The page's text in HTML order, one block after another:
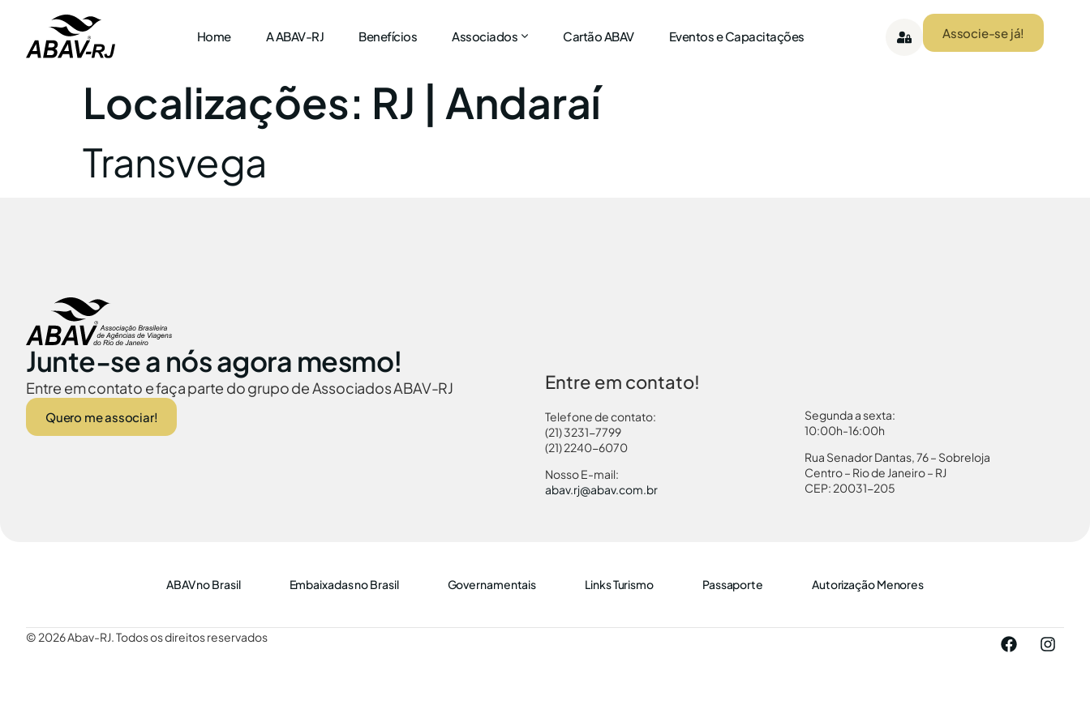
Home A ABAV-RJ Benefícios Associados Cartão ABAV Eventos e Capacitações Associe-se já!
Localizações: RJ | Andaraí
Transvega
Junte-se a nós agora mesmo!
Entre em contato e faça parte do grupo de Associados ABAV-RJ
Quero me associar!
Entre em contato!
Telefone de contato:
(21) 3231-7799
(21) 2240-6070
Nosso E-mail:
abav.rj@abav.com.br
Segunda a sexta:
10:00h-16:00h
Rua Senador Dantas, 76 – Sobreloja
Centro – Rio de Janeiro – RJ
CEP: 20031-205
ABAV no Brasil Embaixadas no Brasil Governamentais Links Turismo Passaporte Autorização Menores
© 2026 Abav-RJ. Todos os direitos reservados